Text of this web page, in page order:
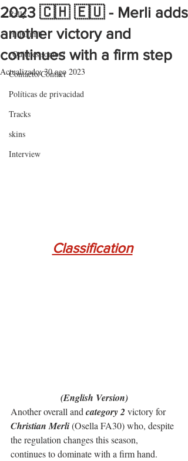
Rally
HillClimb
¿Quiénes somos?
Contacto/Contact
Políticas de privacidad
Tracks
skins
Interview
2023 🇨🇭 🇪🇺 - Merli adds
another victory and
continues with a firm step
Actualizado:30 ago 2023
Classification
(English Version)
Another overall and category 2 victory for
Christian Merli (Osella FA30) who, despite
the regulation changes this season,
continues to dominate with a firm hand.